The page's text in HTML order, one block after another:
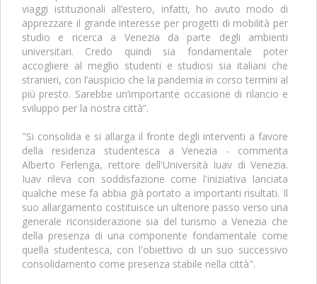
viaggi istituzionali all’estero, infatti, ho avuto modo di
apprezzare il grande interesse per progetti di mobilità per
studio e ricerca a Venezia da parte degli ambienti
universitari. Credo quindi sia fondamentale poter
accogliere al meglio studenti e studiosi sia italiani che
stranieri, con l’auspicio che la pandemia in corso termini al
più presto. Sarebbe un’importante occasione di rilancio e
sviluppo per la nostra città”.
"Si consolida e si allarga il fronte degli interventi a favore
della residenza studentesca a Venezia - commenta
Alberto Ferlenga, rettore dell'Università Iuav di Venezia.
Iuav rileva con soddisfazione come l'iniziativa lanciata
qualche mese fa abbia già portato a importanti risultati. Il
suo allargamento costituisce un ulteriore passo verso una
generale riconsiderazione sia del turismo a Venezia che
della presenza di una componente fondamentale come
quella studentesca, con l'obiettivo di un suo successivo
consolidamento come presenza stabile nella città".